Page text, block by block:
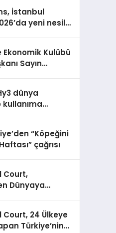
İstanbul
yeni nesil
Kulübü
Sayın
dünya
“Köpeğini
çağrısı
Court,
Dünyaya
Court, 24 Ülkeye
Türkiye’nin